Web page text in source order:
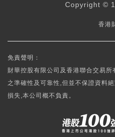
Copyright ©
香港
免責聲明：
財華控股有限公司及香港聯合交易
之準確性及可靠性,但並不保證資料
損失,本公司概不負責。